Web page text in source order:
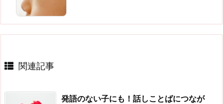
関連記事
発語のない子にも！話しことばにつなが